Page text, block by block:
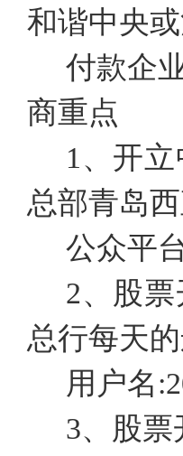
和谐中央
付款企
商重点
1、开
总部青岛
公众平
2、股
总行每天
用户名
3、股